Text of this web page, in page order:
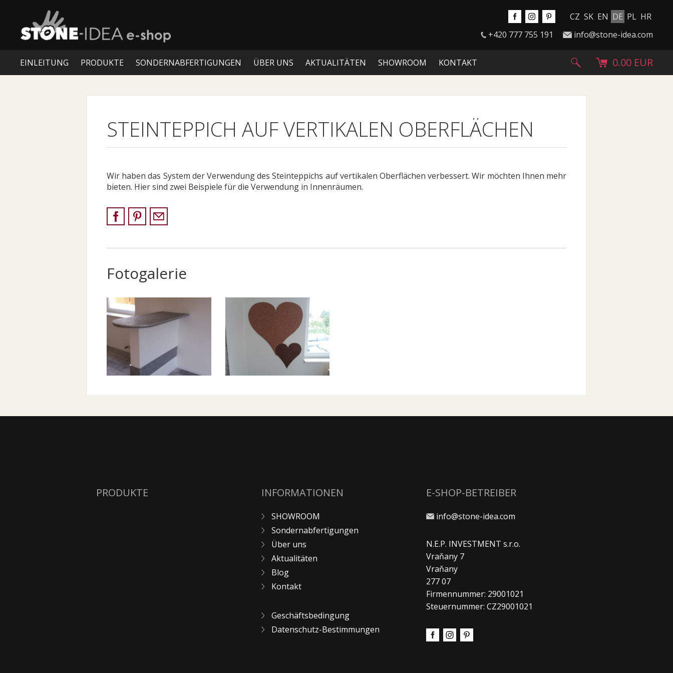
CZ SK EN DE PL HR
+420 777 755 191
info@stone-idea.com
EINLEITUNG PRODUKTE SONDERNABFERTIGUNGEN ÜBER UNS AKTUALITÄTEN SHOWROOM KONTAKT 0.00 EUR
STEINTEPPICH AUF VERTIKALEN OBERFLÄCHEN
Wir haben das System der Verwendung des Steinteppichs auf vertikalen Oberflächen verbessert. Wir möchten Ihnen mehr
bieten. Hier sind zwei Beispiele für die Verwendung in Innenräumen.
Fotogalerie
PRODUKTE INFORMATIONEN
SHOWROOM
Sondernabfertigungen
Über uns
Aktualitäten
Blog
Kontakt
Geschäftsbedingung
Datenschutz-Bestimmungen
E-SHOP-BETREIBER
info@stone-idea.com
N.E.P. INVESTMENT s.r.o.
Vraňany 7
Vraňany
277 07
Firmennummer: 29001021
Steuernummer: CZ29001021